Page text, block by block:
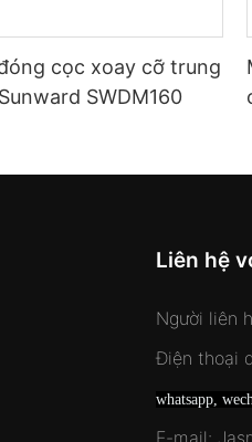
cọc xoay cỡ trung
SWDM160
Liên hệ
Người liên
Điện thoại
whatsapp,
E-mail: